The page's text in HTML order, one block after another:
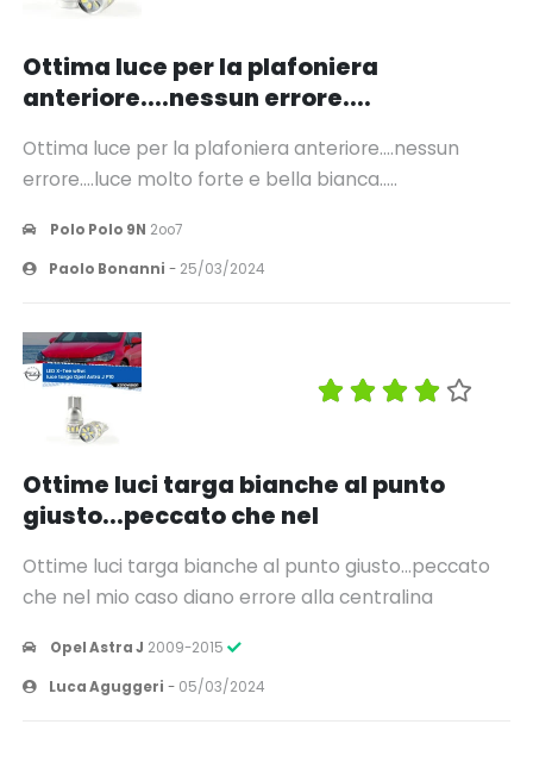
Ottima luce per la plafoniera
anteriore....nessun errore....
Ottima luce per la plafoniera anteriore....nessun
errore....luce molto forte e bella bianca.....
Polo Polo 9N 2oo7
Paolo Bonanni - 25/03/2024
Ottime luci targa bianche al punto
giusto...peccato che nel
Ottime luci targa bianche al punto giusto...peccato
che nel mio caso diano errore alla centralina
Opel Astra J 2009-2015
Luca Aguggeri - 05/03/2024